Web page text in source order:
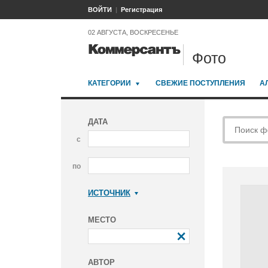
ВОЙТИ Регистрация
02 АВГУСТА, ВОСКРЕСЕНЬЕ
Фото
КАТЕГОРИИ СВЕЖИЕ ПОСТУПЛЕНИЯ
ДАТА
с
по
ИСТОЧНИК
МЕСТО
АВТОР